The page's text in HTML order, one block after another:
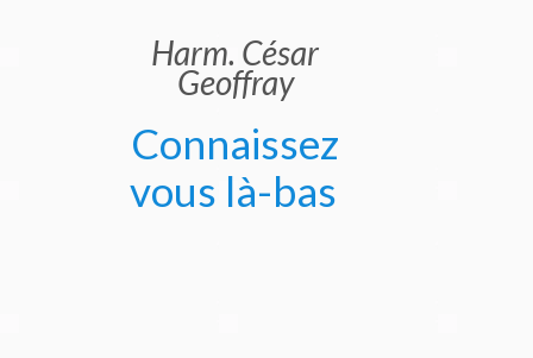
Harm. César
Geoffray
Connaissez
vous là-bas